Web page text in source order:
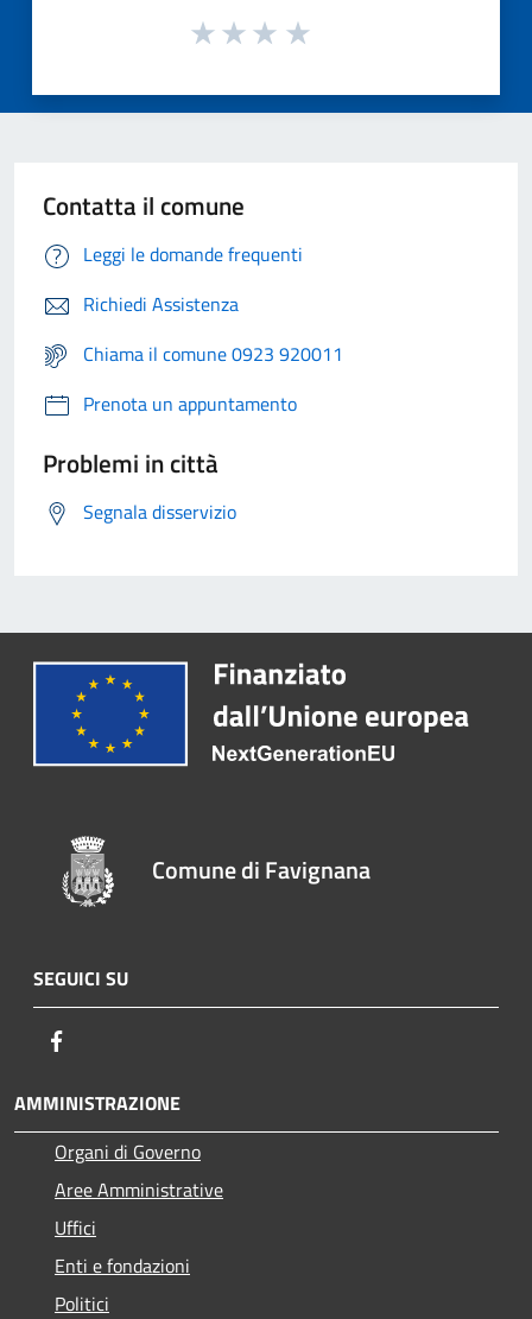
Contatta il comune
Leggi le domande frequenti
Richiedi Assistenza
Chiama il comune 0923 920011
Prenota un appuntamento
Problemi in città
Segnala disservizio
Comune di Favignana
SEGUICI SU
AMMINISTRAZIONE
Organi di Governo
Aree Amministrative
Uffici
Enti e fondazioni
Politici